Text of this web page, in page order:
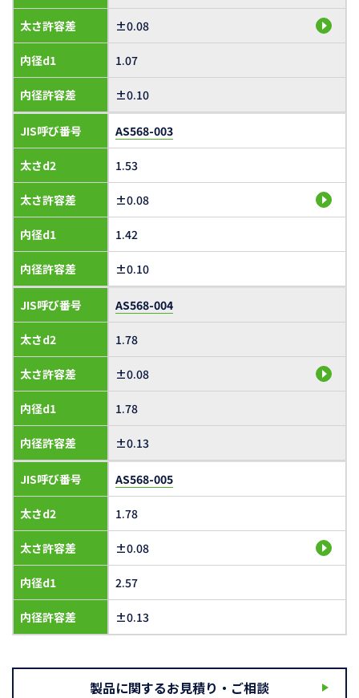
太さ許容差
内径d1
内径許容差
±0.08
1.07
±0.10
JIS呼び番号
太さd2
太さ許容差
内径d1
内径許容差
AS568-003
1.53
±0.08
1.42
±0.10
JIS呼び番号
太さd2
太さ許容差
内径d1
内径許容差
AS568-004
1.78
±0.08
1.78
±0.13
JIS呼び番号
太さd2
太さ許容差
内径d1
内径許容差
AS568-005
1.78
±0.08
2.57
±0.13
製品に関するお見積り・ご相談